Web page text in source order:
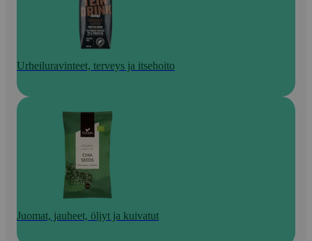
Urheiluravinteet, terveys ja itsehoito
Juomat, jauheet, öljyt ja kuivatut